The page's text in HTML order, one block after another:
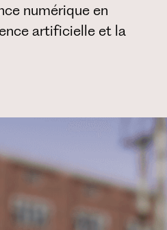
numérique en
artificielle et la